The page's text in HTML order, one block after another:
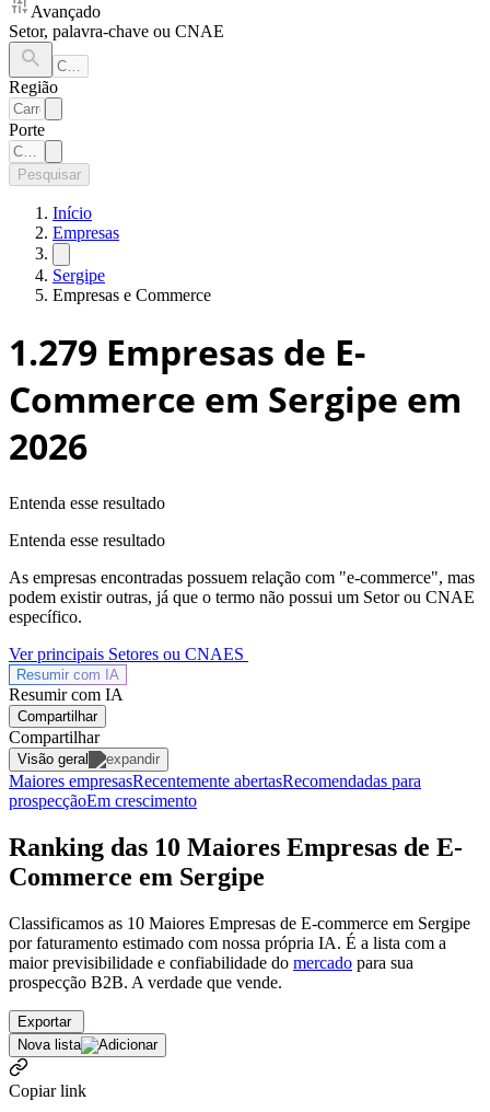
Avançado
Setor, palavra-chave ou CNAE
Região
Porte
Pesquisar
Início
Empresas
Sergipe
Empresas e Commerce
1.279 Empresas de E-
Commerce em Sergipe em
2026
Entenda esse resultado
Entenda esse resultado
As empresas encontradas possuem relação com "e-commerce", mas
podem existir outras, já que o termo não possui um Setor ou CNAE
específico.
Ver principais Setores ou CNAES
Resumir com IA
Resumir com IA
Compartilhar
Compartilhar
Visão geral
Maiores empresasRecentemente abertasRecomendadas para
prospecçãoEm crescimento
Ranking das 10 Maiores Empresas de E-
Commerce em Sergipe
Classificamos as 10 Maiores Empresas de E-commerce em Sergipe
por faturamento estimado com nossa própria IA. É a lista com a
maior previsibilidade e confiabilidade do mercado para sua
prospecção B2B. A verdade que vende.
Exportar
Nova lista
Copiar link